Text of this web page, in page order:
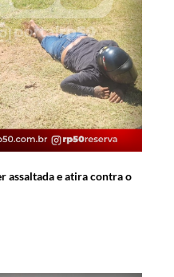
assaltada e atira contra o